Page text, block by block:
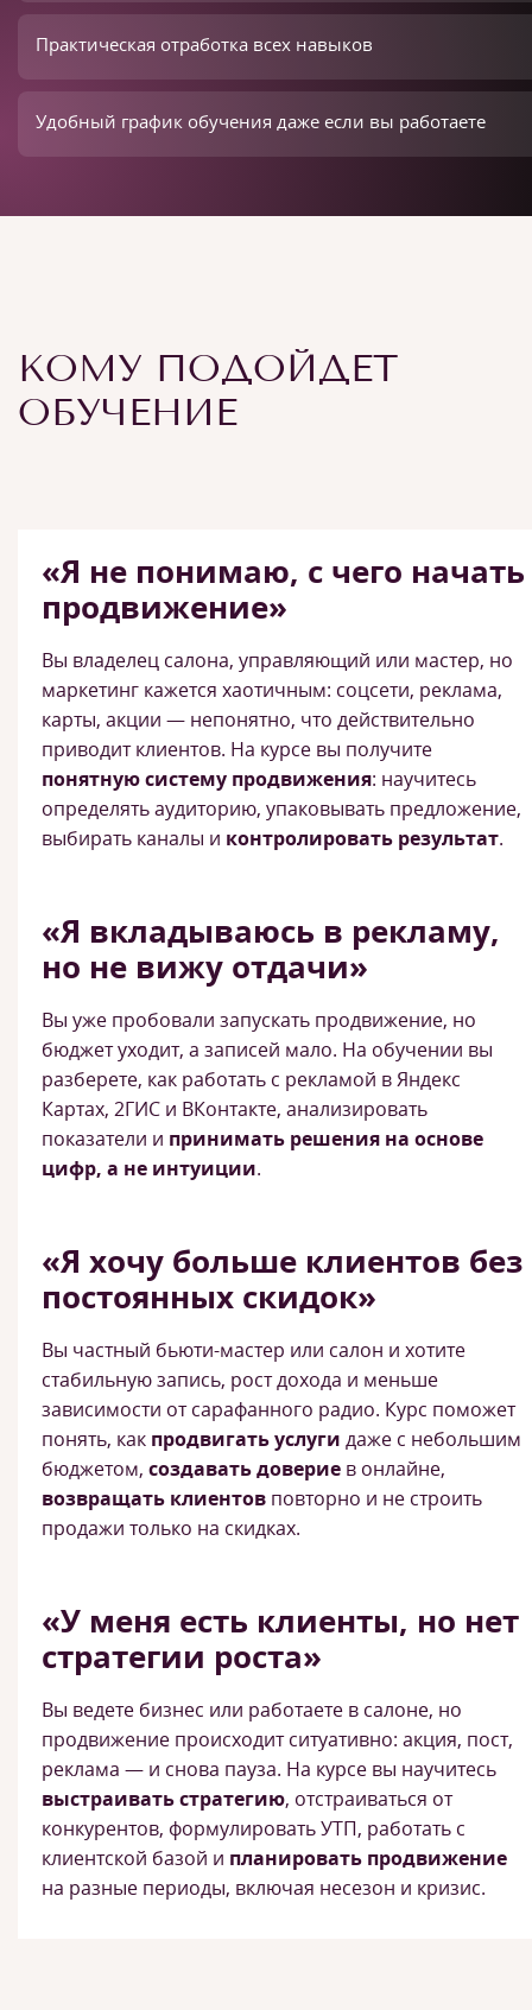
Практическая отработка всех навыков
Удобный график обучения даже если вы работаете
КОМУ ПОДОЙДЕТ
ОБУЧЕНИЕ
«Я не понимаю, с чего начать
продвижение»
Вы владелец салона, управляющий или мастер, но
маркетинг кажется хаотичным: соцсети, реклама,
карты, акции — непонятно, что действительно
приводит клиентов. На курсе вы получите
понятную систему продвижения: научитесь
определять аудиторию, упаковывать предложение,
выбирать каналы и контролировать результат.
«Я вкладываюсь в рекламу,
но не вижу отдачи»
Вы уже пробовали запускать продвижение, но
бюджет уходит, а записей мало. На обучении вы
разберете, как работать с рекламой в Яндекс
Картах, 2ГИС и ВКонтакте, анализировать
показатели и принимать решения на основе
цифр, а не интуиции.
«Я хочу больше клиентов без
постоянных скидок»
Вы частный бьюти-мастер или салон и хотите
стабильную запись, рост дохода и меньше
зависимости от сарафанного радио. Курс поможет
понять, как продвигать услуги даже с небольшим
бюджетом, создавать доверие в онлайне,
возвращать клиентов повторно и не строить
продажи только на скидках.
«У меня есть клиенты, но нет
стратегии роста»
Вы ведете бизнес или работаете в салоне, но
продвижение происходит ситуативно: акция, пост,
реклама — и снова пауза. На курсе вы научитесь
выстраивать стратегию, отстраиваться от
конкурентов, формулировать УТП, работать с
клиентской базой и планировать продвижение
на разные периоды, включая несезон и кризис.